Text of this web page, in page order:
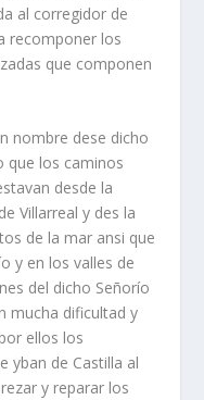
al corregidor de
recomponer los
que componen
nombre dese dicho
que los caminos
desde la
Villarreal y des la
de la mar ansi que
y en los valles de
del dicho Señorí­o
mucha dificultad y
ellos los
yban de Castilla al
y reparar los